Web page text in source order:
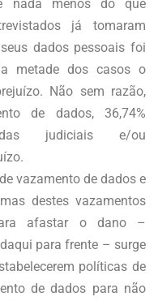
nada menos do que
já tomaram
dados pessoais foi
metade dos casos o
Não sem razão,
de dados, 36,74%
judiciais e/ou
vazamento de dados e
destes vazamentos
afastar o dano –
para frente – surge
políticas de
de dados para não